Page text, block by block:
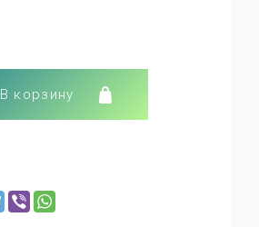
В корзину